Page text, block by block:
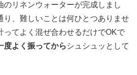
のリネンウォーターが完成しまし
り、難しいことは何ひとつありませ
ってよく混ぜ合わせるだけでOKで
度よく振ってから シュシュッとして